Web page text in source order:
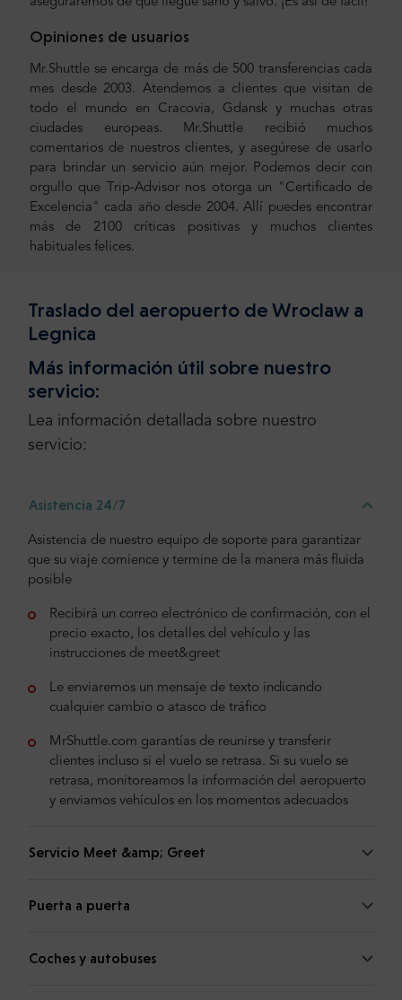
Opiniones de usuarios
Mr.Shuttle se encarga de más de 500 transferencias cada
mes desde 2003. Atendemos a clientes que visitan de
todo el mundo en Cracovia, Gdansk y muchas otras
ciudades europeas. Mr.Shuttle recibió muchos
comentarios de nuestros clientes, y asegúrese de usarlo
para brindar un servicio aún mejor. Podemos decir con
orgullo que Trip-Advisor nos otorga un "Certificado de
Excelencia" cada año desde 2004. Allí puedes encontrar
más de 2100 críticas positivas y muchos clientes
habituales felices.
Traslado del aeropuerto de Wroclaw a
Legnica
Más información útil sobre nuestro
servicio:
Lea información detallada sobre nuestro
servicio:
Asistencia 24/7
Asistencia de nuestro equipo de soporte para garantizar
que su viaje comience y termine de la manera más fluida
posible
Recibirá un correo electrónico de confirmación, con el
precio exacto, los detalles del vehículo y las
instrucciones de meet&greet
Le enviaremos un mensaje de texto indicando
cualquier cambio o atasco de tráfico
MrShuttle.com garantías de reunirse y transferir
clientes incluso si el vuelo se retrasa. Si su vuelo se
retrasa, monitoreamos la información del aeropuerto
y enviamos vehículos en los momentos adecuados
Servicio Meet &amp; Greet
Puerta a puerta
Coches y autobuses